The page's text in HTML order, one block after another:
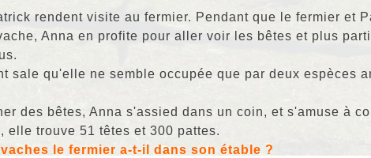
rendent visite au fermier. Pendant que le fermier et
Anna en profite pour aller voir les bêtes et plus
sale qu'elle ne semble occupée que par deux espèces
des bêtes, Anna s'assied dans un coin, et s'amuse à
elle trouve 51 têtes et 300 pattes.
le fermier a-t-il dans son étable ?